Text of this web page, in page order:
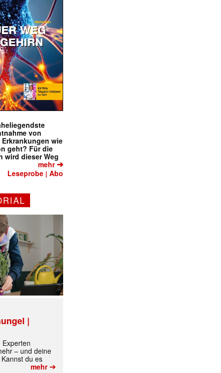
von
wie
geht? Für die
wird dieser Weg
mehr➔
Leseprobe |Abo
|
Experten
– und deine
du es
mehr➔